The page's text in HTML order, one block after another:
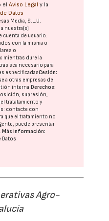
elAviso Legal y la
Datos
Media, S.L.U.
nuestra(s)
de usuario.
con la misma o
o
mientras dure la
sea necesario para
especificadasCesión:
a otras empresas del
interna.Derechos:
supresión,
tratatamiento y
contacte con
que el tratamiento no
puede presentar
.Más información:
Datos
Agro-